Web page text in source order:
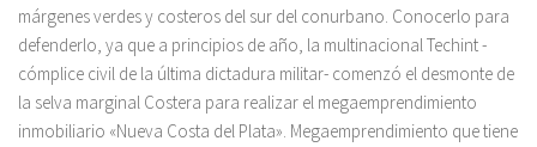
márgenes verdes y costeros del sur del conurbano. Conocerlo para
defenderlo, ya que a principios de año, la multinacional Techint -
cómplice civil de la última dictadura militar- comenzó el desmonte de
la selva marginal Costera para realizar el megaemprendimiento
inmobiliario «Nueva Costa del Plata». Megaemprendimiento que tiene